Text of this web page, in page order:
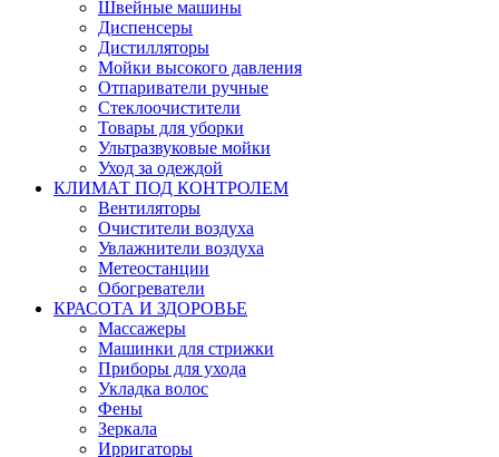
Швейные машины
Диспенсеры
Дистилляторы
Мойки высокого давления
Отпариватели ручные
Стеклоочистители
Товары для уборки
Ультразвуковые мойки
Уход за одеждой
КЛИМАТ ПОД КОНТРОЛЕМ
Вентиляторы
Очистители воздуха
Увлажнители воздуха
Метеостанции
Обогреватели
КРАСОТА И ЗДОРОВЬЕ
Массажеры
Машинки для стрижки
Приборы для ухода
Укладка волос
Фены
Зеркала
Ирригаторы